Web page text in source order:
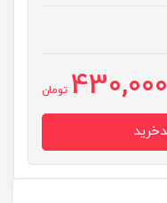
430,000 تومان